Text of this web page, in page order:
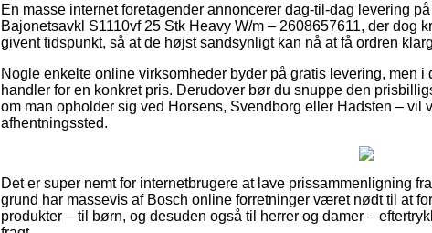
En masse internet foretagender annoncerer dag-til-dag levering
Bajonetsavkl S1110vf 25 Stk Heavy W/m – 2608657611, der dog
givent tidspunkt, så at de højst sandsynligt kan nå at få ordren
Nogle enkelte online virksomheder byder på gratis levering, men
handler for en konkret pris. Derudover bør du snuppe den
om man opholder sig ved Horsens, Svendborg eller Hadsten – vil
afhentningssted.
Det er super nemt for internetbrugere at lave prissammenligning
grund har massevis af Bosch online forretninger været nødt til at
produkter – til børn, og desuden også til herrer og damer –